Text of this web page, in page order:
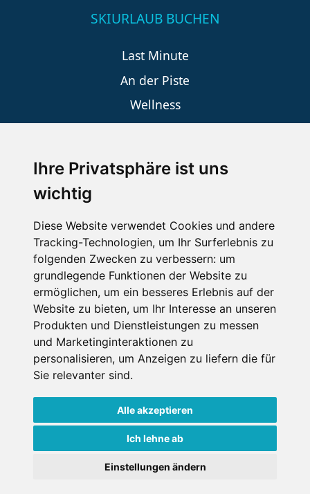
Ihre Privatsphäre ist uns
wichtig
Diese Website verwendet Cookies und andere
Tracking-Technologien, um Ihr Surferlebnis zu
folgenden Zwecken zu verbessern: um
grundlegende Funktionen der Website zu
ermöglichen, um ein besseres Erlebnis auf der
Website zu bieten, um Ihr Interesse an unseren
Produkten und Dienstleistungen zu messen
und Marketinginteraktionen zu
personalisieren, um Anzeigen zu liefern die für
Sie relevanter sind.
Alle akzeptieren
Ich lehne ab
Einstellungen ändern
SKIURLAUB BUCHEN
Last Minute
An der Piste
Wellness
SCHNEEHÖHEN SKI APP
Die Schneehoehen Ski APP für iOS und Android - Ein
Muss für alle Wintersportler und Schneefreaks!
Impressum
Datenschutz
Nutzungsbedingungen
Portale
FAQ Newsletter Mediadaten
Copyright ©2026 Schneemenschen GmbH